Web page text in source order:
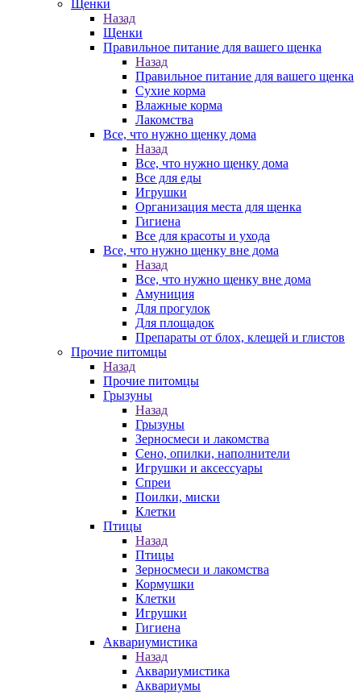
Щенки
Назад
Щенки
Правильное питание для вашего щенка
Назад
Правильное питание для вашего щенка
Сухие корма
Влажные корма
Лакомства
Все, что нужно щенку дома
Назад
Все, что нужно щенку дома
Все для еды
Игрушки
Организация места для щенка
Гигиена
Все для красоты и ухода
Все, что нужно щенку вне дома
Назад
Все, что нужно щенку вне дома
Амуниция
Для прогулок
Для площадок
Препараты от блох, клещей и глистов
Прочие питомцы
Назад
Прочие питомцы
Грызуны
Назад
Грызуны
Зерносмеси и лакомства
Сено, опилки, наполнители
Игрушки и аксессуары
Спреи
Поилки, миски
Клетки
Птицы
Назад
Птицы
Зерносмеси и лакомства
Кормушки
Клетки
Игрушки
Гигиена
Аквариумистика
Назад
Аквариумистика
Аквариумы